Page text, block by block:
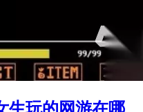
生玩的网游在哪